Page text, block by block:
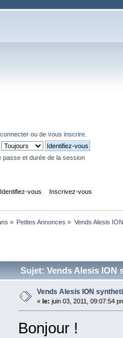
ou de vous inscrire
passe et durée de la session
Identifiez-vous Inscrivez-vous
» Petites Annonces » Vends Alesis
Sujet: Vends Alesis ION
Vends Alesis ION
« le: juin 03, 2011, 09:07:54
Bonjour !